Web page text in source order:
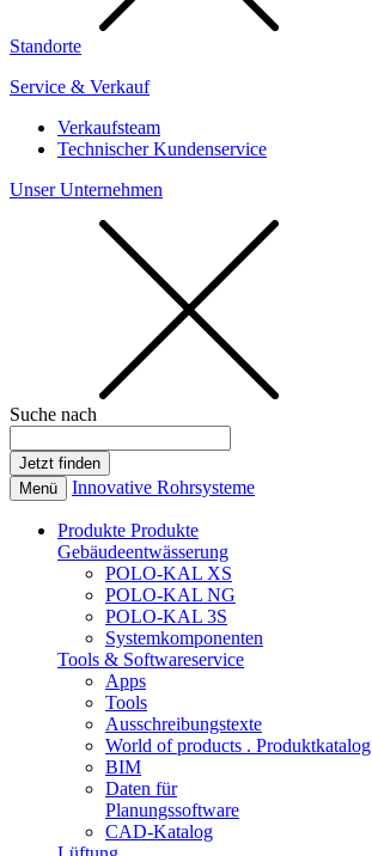
Standorte
Service & Verkauf
Verkaufsteam
Technischer Kundenservice
Unser Unternehmen
Suche nach
Menü Innovative Rohrsysteme
Produkte Produkte
Gebäudeentwässerung
POLO-KAL XS
POLO-KAL NG
POLO-KAL 3S
Systemkomponenten
Tools & Softwareservice
Apps
Tools
Ausschreibungstexte
World of products . Produktkatalog
BIM
Daten für
Planungssoftware
CAD-Katalog